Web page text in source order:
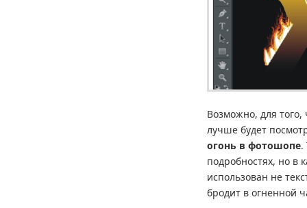
Возможно, для того,
лучше будет
огонь в фотошопе.
подробностях, но в
использован не
бродит в огненной